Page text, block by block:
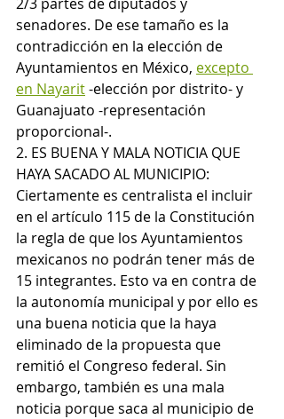
senadores. De ese tamaño es la
contradicción en la elección de
Ayuntamientos en México, excepto
en Nayarit -elección por distrito- y
Guanajuato -representación
proporcional-.
2. ES BUENA Y MALA NOTICIA QUE
HAYA SACADO AL MUNICIPIO:
Ciertamente es centralista el incluir
en el artículo 115 de la Constitución
la regla de que los Ayuntamientos
mexicanos no podrán tener más de
15 integrantes. Esto va en contra de
la autonomía municipal y por ello es
una buena noticia que la haya
eliminado de la propuesta que
remitió el Congreso federal. Sin
embargo, también es una mala
noticia porque saca al municipio de